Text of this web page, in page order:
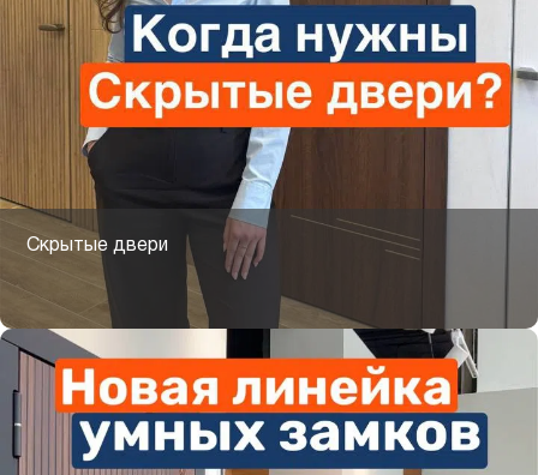
Скрытые двери